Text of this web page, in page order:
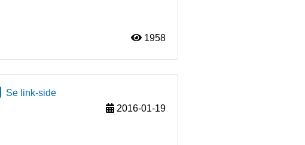
1958
Se link-side
2016-01-19